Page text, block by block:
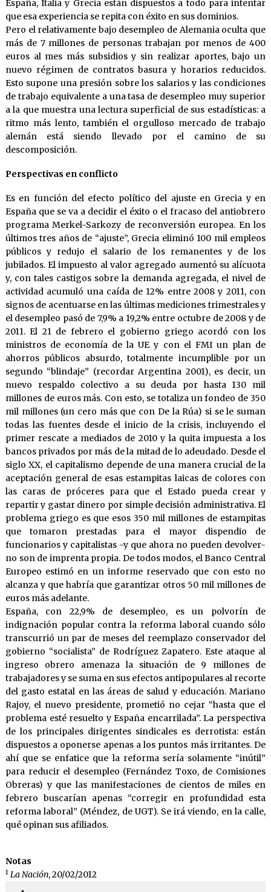
España, Italia y Grecia están dispuestos a todo para intentar
que esa experiencia se repita con éxito en sus dominios.
Pero el relativamente bajo desempleo de Alemania oculta que
más de 7 millones de personas trabajan por menos de 400
euros al mes más subsidios y sin realizar aportes, bajo un
nuevo régimen de contratos basura y horarios reducidos.
Esto supone una presión sobre los salarios y las condiciones
de trabajo equivalente a una tasa de desempleo muy superior
a la que muestra una lectura superficial de sus estadísticas: a
ritmo más lento, también el orgulloso mercado de trabajo
alemán está siendo llevado por el camino de su
descomposición.
Perspectivas en conflicto
Es en función del efecto político del ajuste en Grecia y en
España que se va a decidir el éxito o el fracaso del antiobrero
programa Merkel-Sarkozy de reconversión europea. En los
últimos tres años de “ajuste”, Grecia eliminó 100 mil empleos
públicos y redujo el salario de los remanentes y de los
jubilados. El impuesto al valor agregado aumentó su alícuota
y, con tales castigos sobre la demanda agregada, el nivel de
actividad acumuló una caída de 12% entre 2008 y 2011, con
signos de acentuarse en las últimas mediciones trimestrales y
el desempleo pasó de 7,9% a 19,2% entre octubre de 2008 y de
2011. El 21 de febrero el gobierno griego acordó con los
ministros de economía de la UE y con el FMI un plan de
ahorros públicos absurdo, totalmente incumplible por un
segundo “blindaje” (recordar Argentina 2001), es decir, un
nuevo respaldo colectivo a su deuda por hasta 130 mil
millones de euros más. Con esto, se totaliza un fondeo de 350
mil millones (un cero más que con De la Rúa) si se le suman
todas las fuentes desde el inicio de la crisis, incluyendo el
primer rescate a mediados de 2010 y la quita impuesta a los
bancos privados por más de la mitad de lo adeudado. Desde el
siglo XX, el capitalismo depende de una manera crucial de la
aceptación general de esas estampitas laicas de colores con
las caras de próceres para que el Estado pueda crear y
repartir y gastar dinero por simple decisión administrativa. El
problema griego es que esos 350 mil millones de estampitas
que tomaron prestadas para el mayor dispendio de
funcionarios y capitalistas -y que ahora no pueden devolver-
no son de imprenta propia. De todos modos, el Banco Central
Europeo estimó en un informe reservado que con esto no
alcanza y que habría que garantizar otros 50 mil millones de
euros más adelante.
España, con 22,9% de desempleo, es un polvorín de
indignación popular contra la reforma laboral cuando sólo
transcurrió un par de meses del reemplazo conservador del
gobierno “socialista” de Rodríguez Zapatero. Este ataque al
ingreso obrero amenaza la situación de 9 millones de
trabajadores y se suma en sus efectos antipopulares al recorte
del gasto estatal en las áreas de salud y educación. Mariano
Rajoy, el nuevo presidente, prometió no cejar “hasta que el
problema esté resuelto y España encarrilada”. La perspectiva
de los principales dirigentes sindicales es derrotista: están
dispuestos a oponerse apenas a los puntos más irritantes. De
ahí que se enfatice que la reforma sería solamente “inútil”
para reducir el desempleo (Fernández Toxo, de Comisiones
Obreras) y que las manifestaciones de cientos de miles en
febrero buscarían apenas “corregir en profundidad esta
reforma laboral” (Méndez, de UGT). Se irá viendo, en la calle,
qué opinan sus afiliados.
Notas
1 La Nación, 20/02/2012